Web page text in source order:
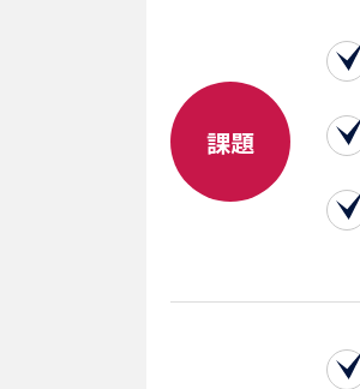
課題